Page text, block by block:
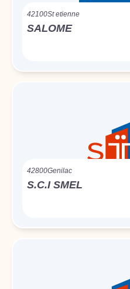
42100St etienne
SALOME
42800Genilac
S.C.I SMEL